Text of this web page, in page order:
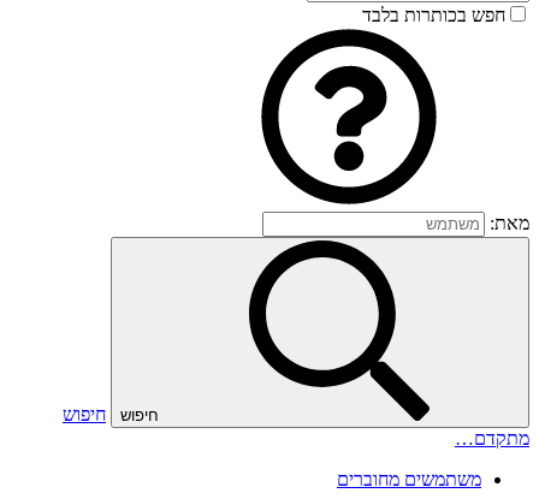
חפש בכותרות בלבד
מאת:
חיפוש
חיפוש
מתקדם…
משתמשים מחוברים